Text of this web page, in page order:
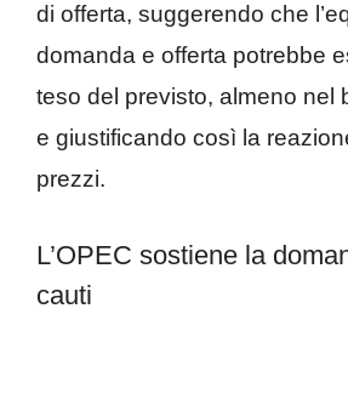
di offerta, suggerendo che
domanda e offerta potrebbe
teso del previsto, almeno nel
e giustificando così la
prezzi.
L’OPEC sostiene la
cauti